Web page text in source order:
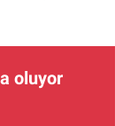
oluyor